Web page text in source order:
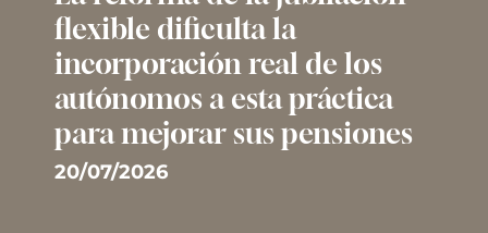
flexible dificulta la
incorporación real de los
autónomos a esta práctica
para mejorar sus pensiones
20/07/2026